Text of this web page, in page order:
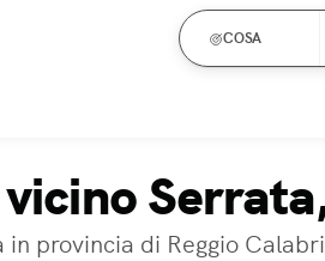
COSA
in provincia di Reggio